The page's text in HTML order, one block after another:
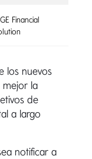
Financial
los nuevos
mejor la
de
a largo
notificar a